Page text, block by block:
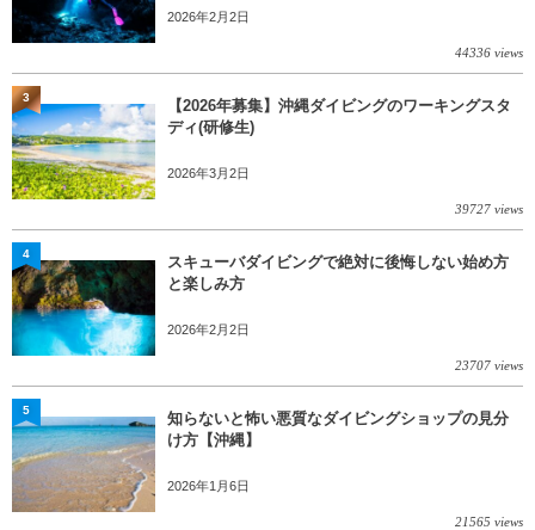
2026年2月2日
44336 views
【2026年募集】沖縄ダイビングのワーキングスタ
ディ(研修生)
2026年3月2日
39727 views
3
スキューバダイビングで絶対に後悔しない始め方
と楽しみ方
2026年2月2日
23707 views
4
知らないと怖い悪質なダイビングショップの見分
け方【沖縄】
2026年1月6日
21565 views
5